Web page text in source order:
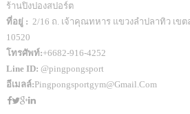
ร้านปิงปองสปอร์ต
ที่อยู่ : 2/16 ถ. เจ้าคุณทหาร แขวงลำปลาทิว เข
10520
โทรศัพท์:+6682-916-4252
Line ID: @pingpongsport
อีเมลล์:Pingpongsportgym@gmail.com